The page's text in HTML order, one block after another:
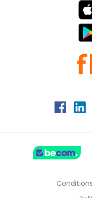
English